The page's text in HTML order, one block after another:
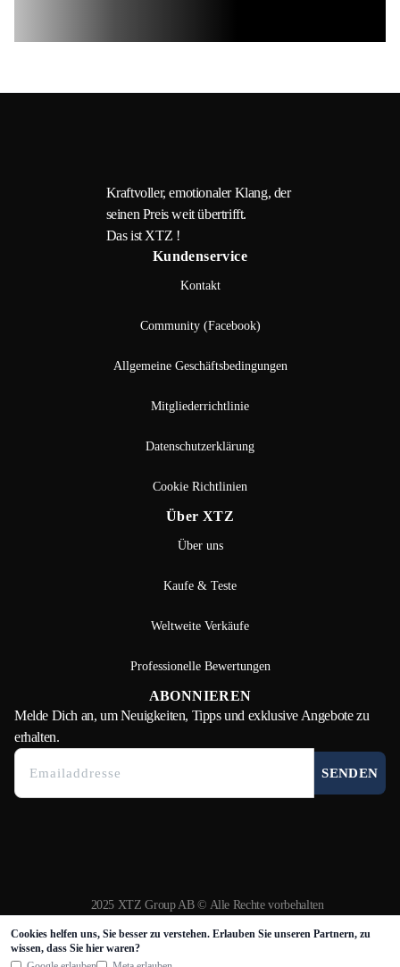
Kraftvoller, emotionaler Klang, der
seinen Preis weit übertrifft.
Das ist XTZ !
Kundenservice
Kontakt
Community (Facebook)
Allgemeine Geschäftsbedingungen
Mitgliederrichtlinie
Datenschutzerklärung
Cookie Richtlinien
Über XTZ
Über uns
Kaufe & Teste
Weltweite Verkäufe
Professionelle Bewertungen
ABONNIEREN
Melde Dich an, um Neuigkeiten, Tipps und exklusive Angebote zu
erhalten.
SENDEN
2025 XTZ Group AB © Alle Rechte vorbehalten
Erstellt und betrieben vonTamio
Cookies helfen uns, Sie besser zu verstehen. Erlauben Sie unseren Partnern, zu
wissen, dass Sie hier waren?